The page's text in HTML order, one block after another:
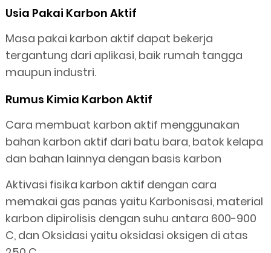
Usia Pakai Karbon Aktif
Masa pakai karbon aktif dapat bekerja
tergantung dari aplikasi, baik rumah tangga
maupun industri.
Rumus Kimia Karbon Aktif
Cara membuat karbon aktif menggunakan
bahan karbon aktif dari batu bara, batok kelapa
dan bahan lainnya dengan basis karbon
Aktivasi fisika karbon aktif dengan cara
memakai gas panas yaitu Karbonisasi, material
karbon dipirolisis dengan suhu antara 600-900
C, dan Oksidasi yaitu oksidasi oksigen di atas